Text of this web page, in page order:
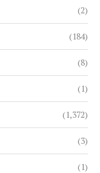
(2)
(184)
(8)
(1)
(1,372)
(3)
(1)